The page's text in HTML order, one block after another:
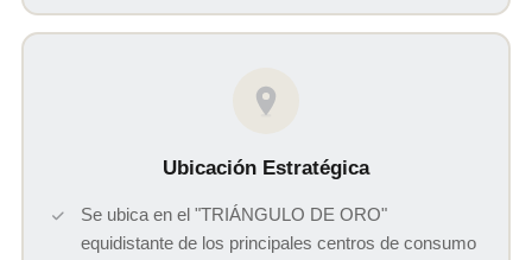
Ubicación Estratégica
Se ubica en el "TRIÁNGULO DE ORO"
equidistante de los principales centros de consumo